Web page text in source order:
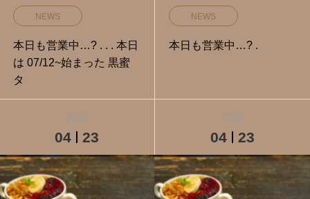
NEWS
本日も営業中…? . . . 本日
は 07/12~始まった 黒蜜
タ
NEWS
本日も営業中…? .
2019
04 23
2019
04 23